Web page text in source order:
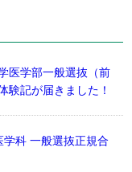
医学部一般選抜（前
験記が届きました！
科 一般選抜正規合